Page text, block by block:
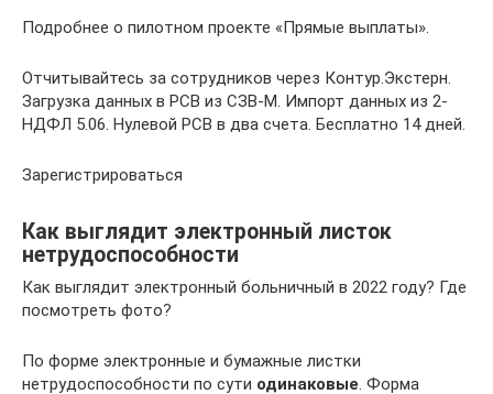
Подробнее о пилотном проекте «Прямые выплаты».
Отчитывайтесь за сотрудников через Контур.Экстерн.
Загрузка данных в РСВ из СЗВ-М. Импорт данных из 2-
НДФЛ 5.06. Нулевой РСВ в два счета. Бесплатно 14 дней.
Зарегистрироваться
Как выглядит электронный листок
нетрудоспособности
Как выглядит электронный больничный в 2022 году? Где
посмотреть фото?
По форме электронные и бумажные листки
нетрудоспособности по сути одинаковые. Форма